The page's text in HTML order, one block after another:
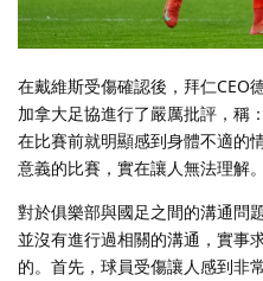
在戴維斯受傷確認後，拜仁CEO
加拿大足協進行了嚴厲批評，稱
在比賽前就明顯感到身體不適的
意義的比賽，實在讓人無法理解
對於俱樂部與國足之間的溝通問
並沒有進行過相關的溝通，實事
的。首先，球員受傷讓人感到非